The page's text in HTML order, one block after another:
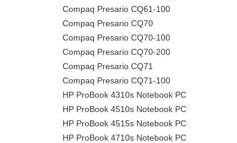
Compaq Presario CQ61-100
Compaq Presario CQ70
Compaq Presario CQ70-100
Compaq Presario CQ70-200
Compaq Presario CQ71
Compaq Presario CQ71-100
HP ProBook 4310s Notebook PC
HP ProBook 4510s Notebook PC
HP ProBook 4515s Notebook PC
HP ProBook 4710s Notebook PC